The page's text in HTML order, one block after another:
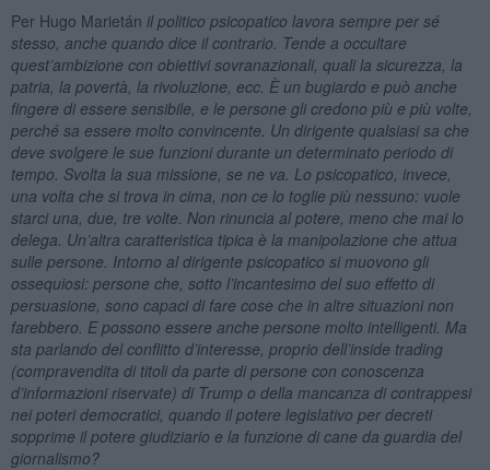
Per Hugo Marietán il politico psicopatico lavora sempre per sé
stesso, anche quando dice il contrario. Tende a occultare
quest’ambizione con obiettivi sovranazionali, quali la sicurezza, la
patria, la povertà, la rivoluzione, ecc. È un bugiardo e può anche
fingere di essere sensibile, e le persone gli credono più e più volte,
perché sa essere molto convincente. Un dirigente qualsiasi sa che
deve svolgere le sue funzioni durante un determinato periodo di
tempo. Svolta la sua missione, se ne va. Lo psicopatico, invece,
una volta che si trova in cima, non ce lo toglie più nessuno: vuole
starci una, due, tre volte. Non rinuncia al potere, meno che mai lo
delega. Un’altra caratteristica tipica è la manipolazione che attua
sulle persone. Intorno al dirigente psicopatico si muovono gli
ossequiosi: persone che, sotto l’incantesimo del suo effetto di
persuasione, sono capaci di fare cose che in altre situazioni non
farebbero. E possono essere anche persone molto intelligenti. Ma
sta parlando del conflitto d’interesse, proprio dell’inside trading
(compravendita di titoli da parte di persone con conoscenza
d’informazioni riservate) di Trump o della mancanza di contrappesi
nei poteri democratici, quando il potere legislativo per decreti
sopprime il potere giudiziario e la funzione di cane da guardia del
giornalismo?